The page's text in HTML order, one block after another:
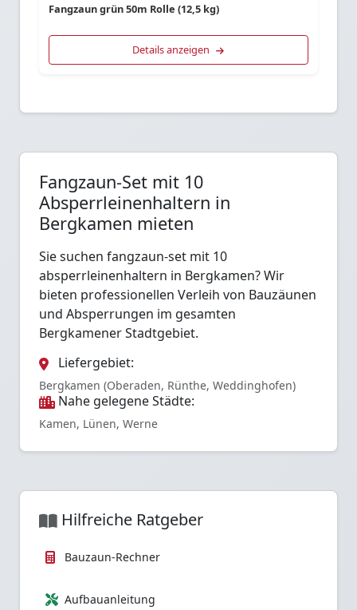
Fangzaun grün 50m Rolle (12,5 kg)
Details anzeigen
Fangzaun-Set mit 10
Absperrleinenhaltern in
Bergkamen mieten
Sie suchen fangzaun-set mit 10
absperrleinenhaltern in Bergkamen? Wir
bieten professionellen Verleih von Bauzäunen
und Absperrungen im gesamten
Bergkamener Stadtgebiet.
Liefergebiet:
Bergkamen (Oberaden, Rünthe, Weddinghofen)
Nahe gelegene Städte:
Kamen, Lünen, Werne
Hilfreiche Ratgeber
Bauzaun-Rechner
Aufbauanleitung